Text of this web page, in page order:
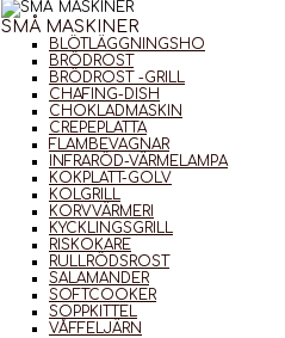
SMÅ MASKINER
BLÖTLÄGGNINGSHO
BRÖDROST
BRÖDROST -GRILL
CHAFING-DISH
CHOKLADMASKIN
CREPEPLATTA
FLAMBEVAGNAR
INFRARÖD-VÄRMELAMPA
KOKPLATT-GOLV
KOLGRILL
KORVVÄRMERI
KYCKLINGSGRILL
RISKOKARE
RULLRÖDSROST
SALAMANDER
SOFTCOOKER
SOPPKITTEL
VÅFFELJÄRN